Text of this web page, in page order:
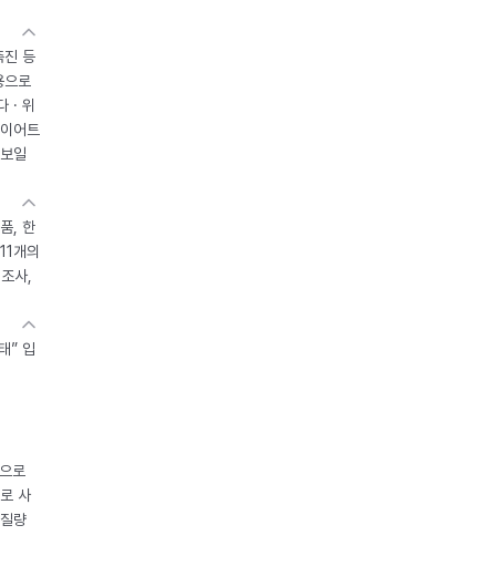
진 등
로
· 위
어트
일
, 한
개의
사,
” 입
로
사
량